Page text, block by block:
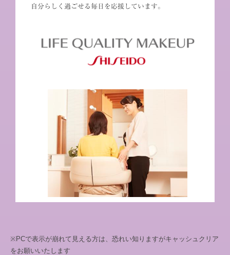
自分らしく過ごせる毎日を応援しています。
※PCで表示が崩れて見える方は、恐れい知りますがキャッシュクリア
をお願いいたします